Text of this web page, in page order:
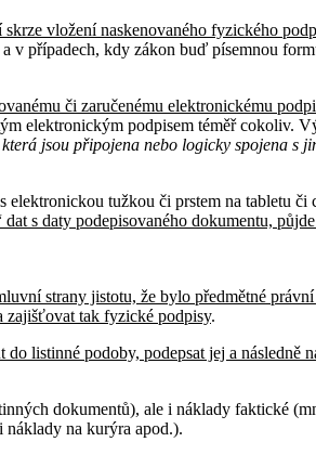
vložení naskenovaného fyzického
v případech, kdy zákon buď písemnou
či zaručenému elektronickému
elektronickým podpisem téměř cokoliv.
jsou připojena nebo logicky spojena s
tužkou či prstem na tabletu
s daty podepisovaného dokumentu,
strany jistotu, že bylo předmětné
zajišťovat tak fyzické podpisy.
listinné podoby, podepsat jej a následně
dokumentů), ale i náklady faktické
náklady na kurýra apod.).